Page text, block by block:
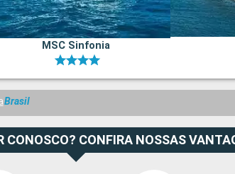
MSC Sinfonia
Brasil
CONOSCO? CONFIRA NOSSAS